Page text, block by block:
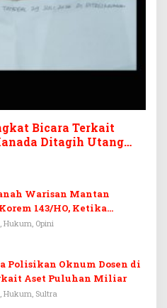
Bicara Terkait
Ditagih Utang
Warisan Mantan
143/HO, Ketika
Arena Pemerasan
Hukum, Opini
Polisikan Oknum Dosen di
Aset Puluhan Miliar
Hukum, Sultra